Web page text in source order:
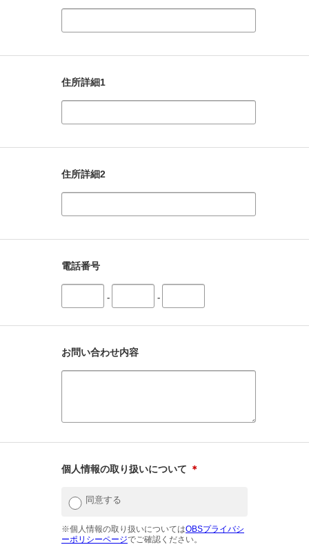
住所詳細1
住所詳細2
電話番号
- -
お問い合わせ内容
個人情報の取り扱いについて ＊
同意する
※個人情報の取り扱いについてはOBSプライバシ
ーポリシーページでご確認ください。